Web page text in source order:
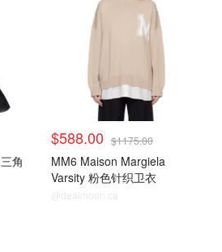
三角
$588.00 $1175.00
MM6 Maison Margiela
Varsity 粉色针织卫衣
@dealmoon.ca